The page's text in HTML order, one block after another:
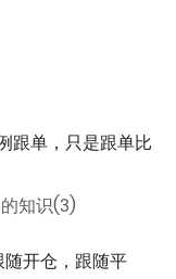
跟单，只是跟单比
开仓，跟随平